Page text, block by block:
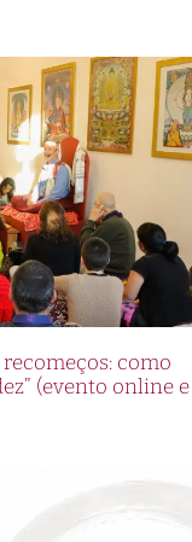
como
(evento online e